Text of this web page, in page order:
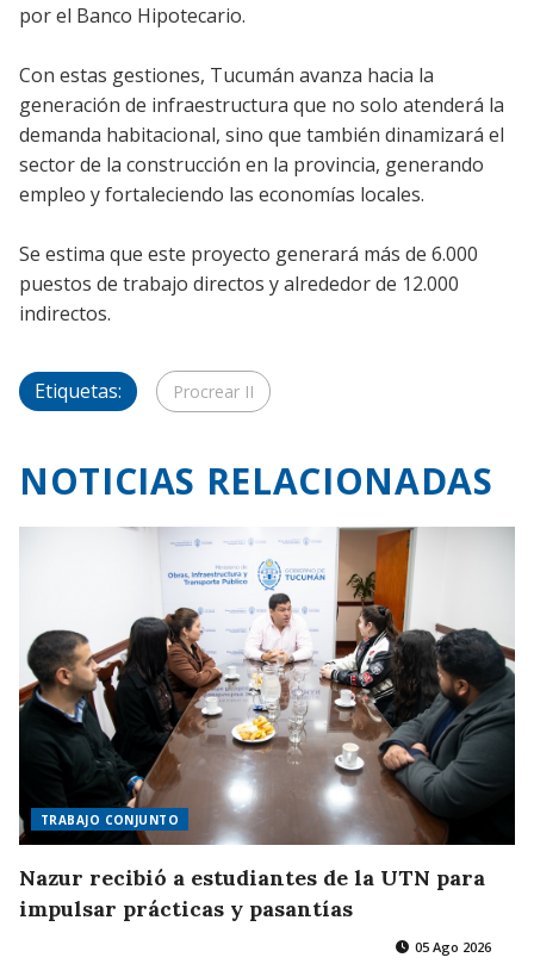
por el Banco Hipotecario.
Con estas gestiones, Tucumán avanza hacia la
generación de infraestructura que no solo atenderá la
demanda habitacional, sino que también dinamizará el
sector de la construcción en la provincia, generando
empleo y fortaleciendo las economías locales.
Se estima que este proyecto generará más de 6.000
puestos de trabajo directos y alrededor de 12.000
indirectos.
Etiquetas: Procrear II
NOTICIAS RELACIONADAS
TRABAJO CONJUNTO
Nazur recibió a estudiantes de la UTN para
impulsar prácticas y pasantías
05 Ago 2026